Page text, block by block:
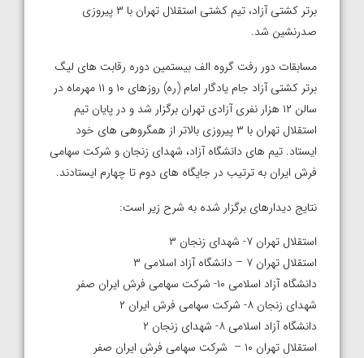
برتر کشتی آزاد، تیم کشتی استقلال تهران با ۳ پیروزی
صدرنشین شد.
مسابقات دور رفت گروه الف بیستمین دوره رقابت های لیگ
برتر کشتی آزاد جام یادگار امام (ره) روزهای ۱۰ و ۱۱ مهرماه در
سالن ۱۲ هزار نفری آزادی تهران برگزار شد و در پایان تیم
استقلال تهران با ۳ پیروزی بالاتر از همگروهی های خود
ایستاد. تیم های دانشگاه آزاد، شهدای زنجان و شرکت سهامی
فرش ایران به ترتیب در جایگاه های دوم تا چهارم ایستادند.
نتایج دیدارهای برگزار شده به شرح زیر است:
استقلال تهران ۷- شهدای زنجان ۳
استقلال تهران ۷ – دانشگاه آزاد اسلامی ۳
دانشگاه آزاد اسلامی ۱۰- شرکت سهامی فرش ایران صفر
شهدای زنجان ۸- شرکت سهامی فرش ایران ۲
دانشگاه آزاد اسلامی ۸- شهدای زنجان ۲
استقلال تهران ۱۰ – شرکت سهامی فرش ایران صفر